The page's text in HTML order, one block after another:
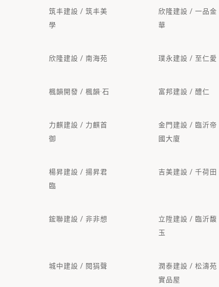
筑丰建設 / 筑丰美
學
欣隆建設 / 一品金
華
欣隆建設 / 南海苑 璞永建設 / 至仁愛
楓韻開發 / 楓韻·石 富邦建設 / 醴仁
力麒建設 / 力麒首
御
金門建設 / 臨沂帝
國大廈
楊昇建設 / 揚昇君
臨
吉美建設 / 千荷田
鋐聯建設 / 非非想
立陞建設 / 臨沂馥
玉
城中建設 / 閱狷聲
潤泰建設 / 松濤苑
實品屋